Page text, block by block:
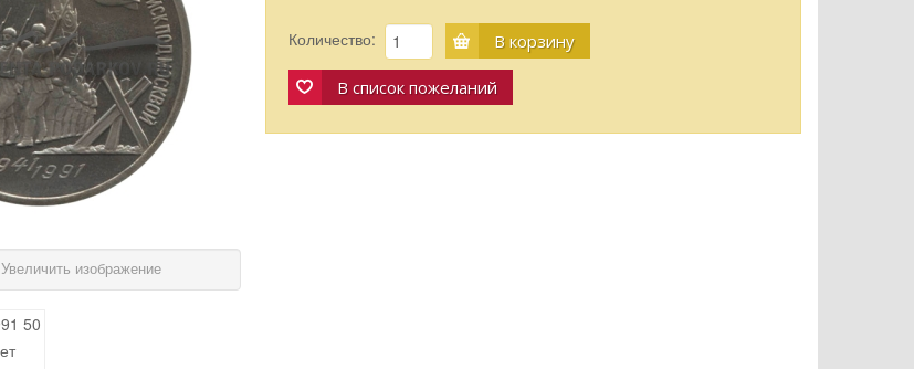
Увеличить изображение
Количество: В корзину
В список пожеланий